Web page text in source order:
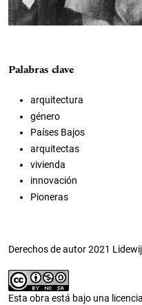
Palabras clave
arquitectura
género
Países Bajos
arquitectas
vivienda
innovación
Pioneras
Derechos de autor 2021
Esta obra está bajo una